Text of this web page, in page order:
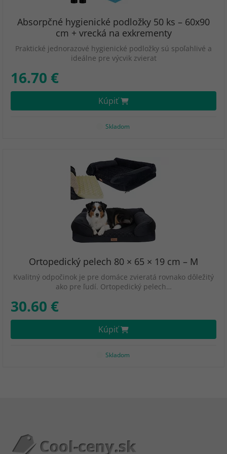
Absorpčné hygienické podložky 50 ks – 60x90
cm + vrecká na exkrementy
Praktické jednorazové hygienické podložky sú spoľahlivé a
ideálne pre výcvik zvierat
16.70 €
Kúpiť
Skladom
Ortopedický pelech 80 × 65 × 19 cm – M
Kvalitný odpočinok je pre domáce zvieratá rovnako dôležitý
ako pre ľudí. Ortopedický pelech…
30.60 €
Kúpiť
Skladom